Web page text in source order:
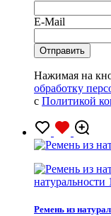
E-Mail
Нажимая на
обработку
с Политикой
натуральности
Ремень из